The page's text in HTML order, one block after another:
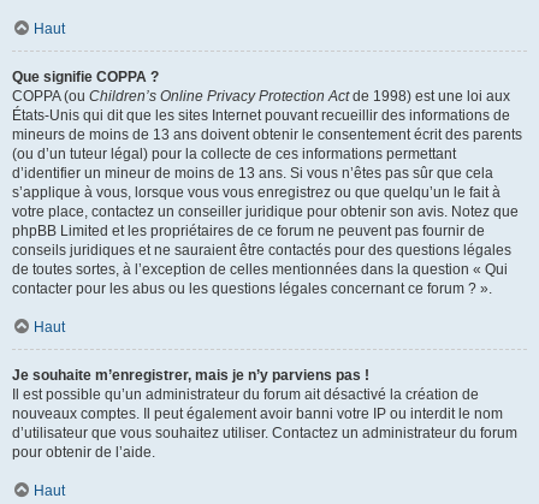
Haut
Que signifie COPPA ?
COPPA (ou Children’s Online Privacy Protection Actde 1998) est une loi aux
États-Unis qui dit que les sites Internet pouvant recueillir des informations de
mineurs de moins de 13 ans doivent obtenir le consentement écrit des parents
(ou d’un tuteur légal) pour la collecte de ces informations permettant
d’identifier un mineur de moins de 13 ans. Si vous n’êtes pas sûr que cela
s’applique à vous, lorsque vous vous enregistrez ou que quelqu’un le fait à
votre place, contactez un conseiller juridique pour obtenir son avis. Notez que
phpBB Limited et les propriétaires de ce forum ne peuvent pas fournir de
conseils juridiques et ne sauraient être contactés pour des questions légales
de toutes sortes, à l’exception de celles mentionnées dans la question « Qui
contacter pour les abus ou les questions légales concernant ce forum ? ».
Haut
Je souhaite m’enregistrer, mais je n’y parviens pas !
Il est possible qu’un administrateur du forum ait désactivé la création de
nouveaux comptes. Il peut également avoir banni votre IP ou interdit le nom
d’utilisateur que vous souhaitez utiliser. Contactez un administrateur du forum
pour obtenir de l’aide.
Haut